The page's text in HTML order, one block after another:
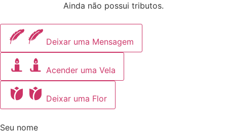
Ainda não possui tributos.
Deixar uma Mensagem
Acender uma Vela
Deixar uma Flor
Seu nome